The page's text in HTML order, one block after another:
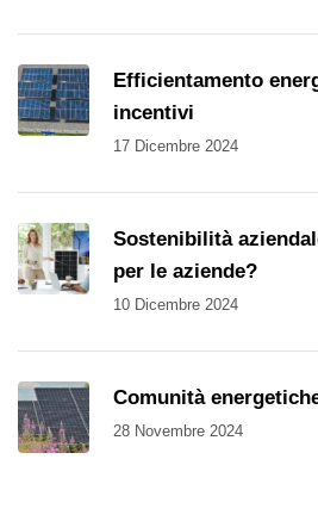
Efficientamento
incentivi
17 Dicembre 2024
Sostenibilità
per le aziende?
10 Dicembre 2024
Comunità
28 Novembre 2024